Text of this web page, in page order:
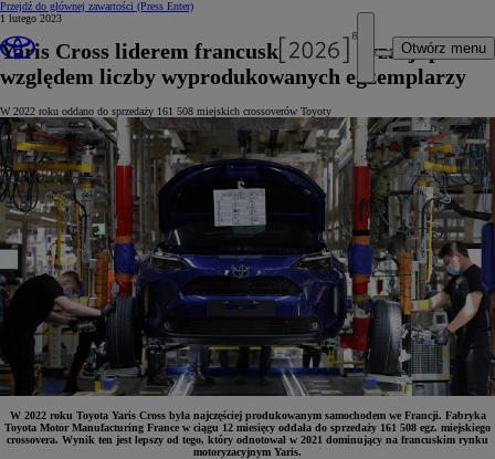
Przejdź do głównej zawartości (Press Enter)
Otwórz menu
1 lutego 2023
Yaris Cross liderem francuskiej motoryzacji pod
względem liczby wyprodukowanych egzemplarzy
W 2022 roku oddano do sprzedaży 161 508 miejskich crossoverów Toyoty
W 2022 roku Toyota Yaris Cross była najczęściej produkowanym samochodem we Francji. Fabryka
Toyota Motor Manufacturing France w ciągu 12 miesięcy oddała do sprzedaży 161 508 egz. miejskiego
crossovera. Wynik ten jest lepszy od tego, który odnotował w 2021 dominujący na francuskim rynku
motoryzacyjnym Yaris.